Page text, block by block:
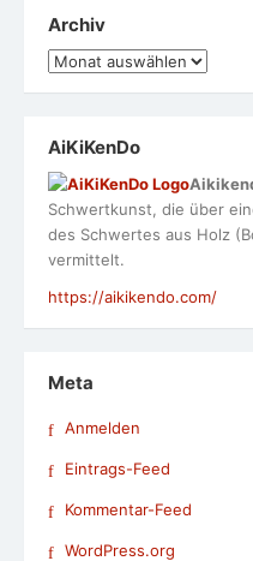
Archiv
Archiv
AiKiKenDo
Schwertkunst, die über
des Schwertes aus Holz
vermittelt.
https://aikikendo.com/
Meta
Anmelden
Eintrags-Feed
Kommentar-Feed
WordPress.org